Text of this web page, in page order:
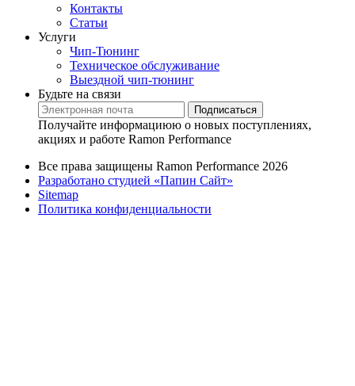
Контакты
Статьи
Услуги
Чип-Тюнинг
Техническое обслуживание
Выездной чип-тюнинг
Будьте на связи
Подписаться
Получайте информациюю о новых поступлениях,
акциях и работе Ramon Performance
Все права защищены Ramon Performance 2026
Разработано студией «Папин Сайт»
Sitemap
Политика конфиденциальности